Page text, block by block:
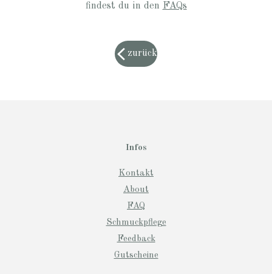
findest du in den FAQs
zurück
Infos
Kontakt
About
FAQ
Schmuckpflege
Feedback
Gutscheine